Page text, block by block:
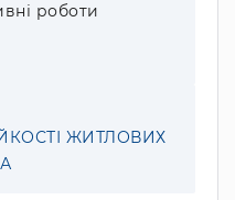
роботи
ЖИТЛОВИХ